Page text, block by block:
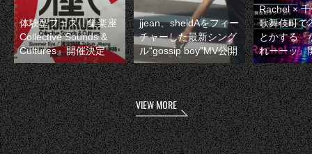
体験型フェス『集楽座
Collective Sounds &
Cultures』開催決定
jjean、sheidAをフィー
チャーした最新シング
ル“gossip boy”MV公開
Rachel ×
歌舞伎町で
とかする『
れーーッ』
VIEW MORE